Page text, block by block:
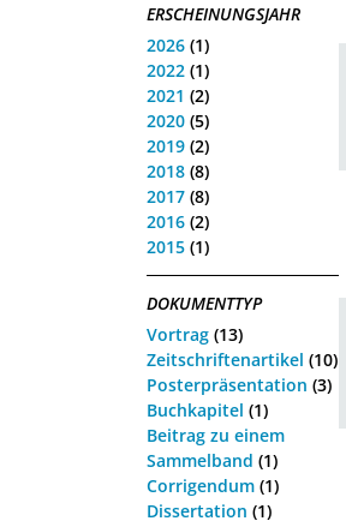
ERSCHEINUNGSJAHR
2026 (1)
2022 (1)
2021 (2)
2020 (5)
2019 (2)
2018 (8)
2017 (8)
2016 (2)
2015 (1)
DOKUMENTTYP
Vortrag (13)
Zeitschriftenartikel (10)
Posterpräsentation (3)
Buchkapitel (1)
Beitrag zu einem
Sammelband (1)
Corrigendum (1)
Dissertation (1)